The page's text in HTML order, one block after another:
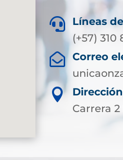

Líneas
(+57) 310

Correo

Carrera